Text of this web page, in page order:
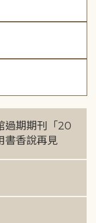
過期期刊「20
書香說再見